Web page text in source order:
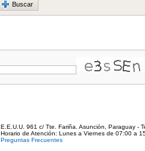
Buscar
E.E.U.U. 961 c/ Tte. Fariña. Asunción, Paraguay -
Horario de Atención: Lunes a Viernes de 07:00 a
Preguntas Frecuentes